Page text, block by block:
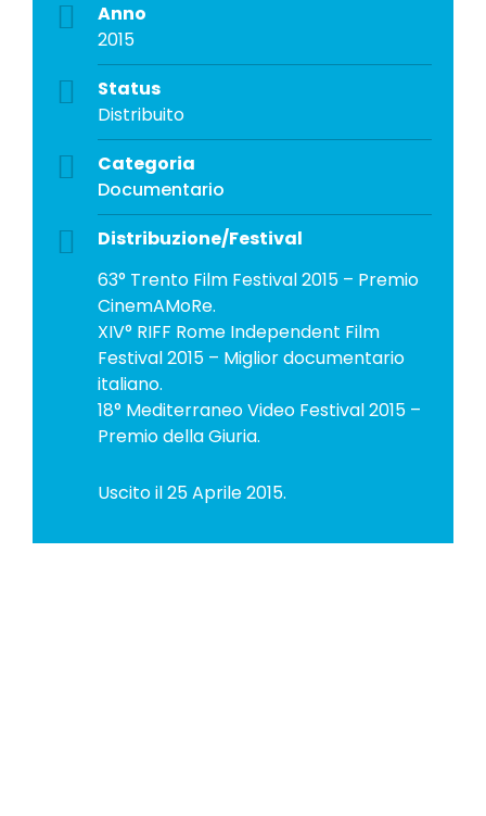
Anno
2015
Status
Distribuito
Categoria
Documentario
Distribuzione/Festival
63° Trento Film Festival 2015 – Premio
CinemAMoRe.
XIV° RIFF Rome Independent Film
Festival 2015 – Miglior documentario
italiano.
18° Mediterraneo Video Festival 2015 –
Premio della Giuria.
Uscito il 25 Aprile 2015.